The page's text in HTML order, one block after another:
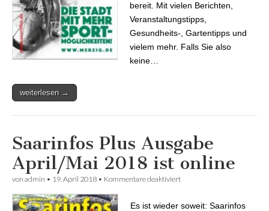
bereit. Mit vielen Berichten,
Veranstaltungstipps,
Gesundheits-, Gartentipps und
vielem mehr. Falls Sie also
keine…
weiterlesen →
Saarinfos Plus Ausgabe
April/Mai 2018 ist online
von admin • 19. April 2018 • Kommentare deaktiviert
Es ist wieder soweit: Saarinfos